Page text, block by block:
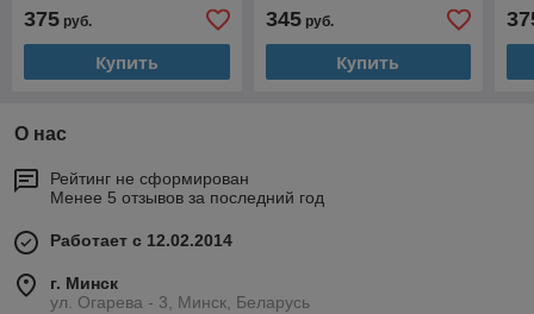
375 руб.
Купить
345руб.
Купить
О нас
Рейтинг не сформирован
Менее 5 отзывов за последний год
Работает с 12.02.2014
г. Минск
ул. Огарева - 3, Минск, Беларусь